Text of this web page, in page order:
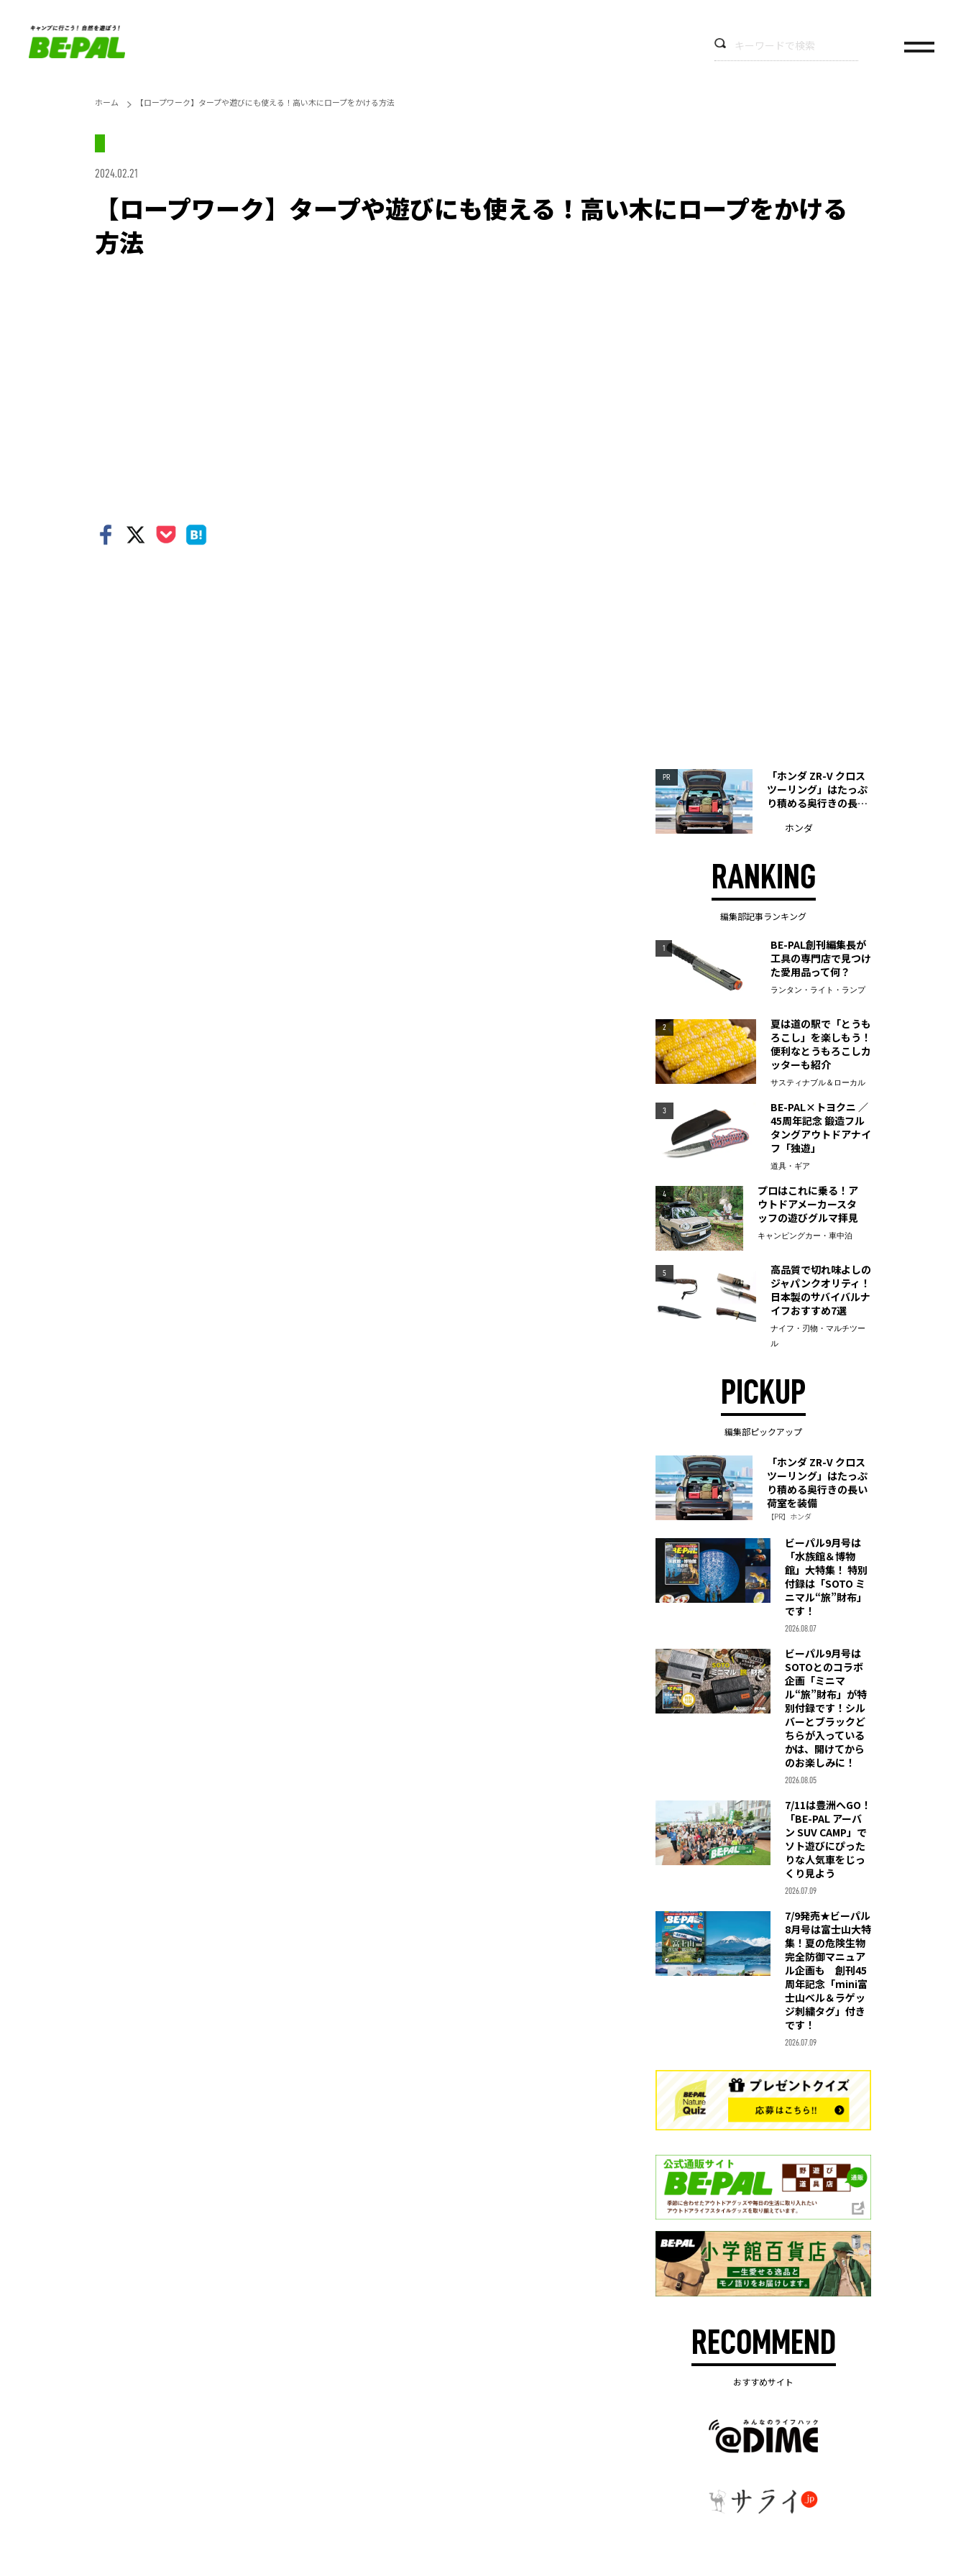
ホーム 【ロープワーク】タープや遊びにも使える！高い木にロープをかける方法
2024.02.21
【ロープワーク】タープや遊びにも使える！高い木にロープをかける
方法
PR
「ホンダ ZR-V クロス
ツーリング」はたっぷ
り積める奥行きの長い
ホンダ
RANKING
編集部記事ランキング
1
BE-PAL創刊編集長が
工具の専門店で見つけ
た愛用品って何？
ランタン・ライト・ランプ
2
夏は道の駅で「とうも
ろこし」を楽しもう！
便利なとうもろこしカ
ッターも紹介
サスティナブル＆ローカル
3
BE-PAL×トヨクニ ／
45周年記念 鍛造フル
タングアウトドアナイ
フ「独遊」
道具・ギア
4
プロはこれに乗る！ア
ウトドアメーカースタ
ッフの遊びグルマ拝見
キャンピングカー・車中泊
5
高品質で切れ味よしの
ジャパンクオリティ！
日本製のサバイバルナ
イフおすすめ7選
ナイフ・刃物・マルチツー
ル
PICKUP
編集部ピックアップ
「ホンダ ZR-V クロス
ツーリング」はたっぷ
り積める奥行きの長い
荷室を装備
【PR】ホンダ
ビーパル9月号は
「水族館＆博物
館」大特集！ 特別
付録は「SOTO ミ
ニマル“旅”財布」
です！
2026.08.07
ビーパル9月号は
SOTOとのコラボ
企画「ミニマ
ル“旅”財布」が特
別付録です！シル
バーとブラックど
ちらが入っている
かは、開けてから
のお楽しみに！
2026.08.05
7/11は豊洲へGO！
「BE-PAL アーバ
ン SUV CAMP」で
ソト遊びにぴった
りな人気車をじっ
くり見よう
2026.07.09
7/9発売★ビーパル
8月号は富士山大特
集！夏の危険生物
完全防御マニュア
ル企画も 創刊45
周年記念「mini富
士山ベル＆ラゲッ
ジ刺繍タグ」付き
です！
2026.07.09
RECOMMEND
おすすめサイト